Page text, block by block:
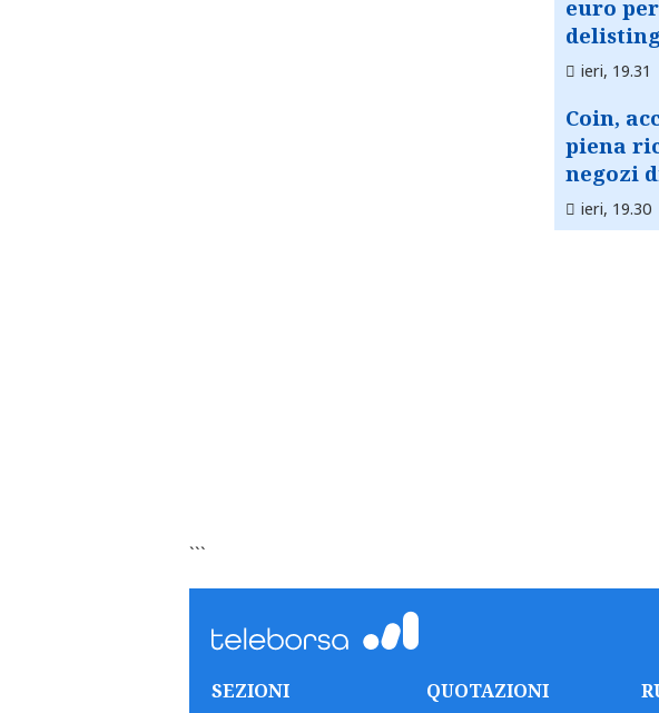
euro
ieri, 19.31
Coin,
piena
negozi
ieri, 19.30
```
SEZIONI
QUOTAZIONI